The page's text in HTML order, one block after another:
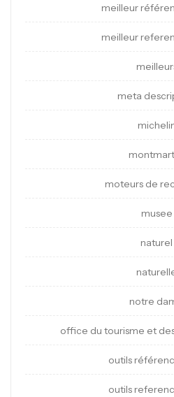
meilleur
meilleur
meta
moteurs de
musee
naturel
notre
office du tourisme et
outils
outils